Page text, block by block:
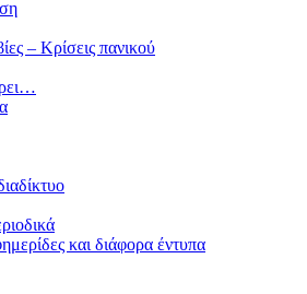
– Κρίσεις πανικού
και διάφορα έντυπα